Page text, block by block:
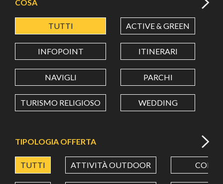
LATITUDINE
LONGITUDINE
Value in decimal degrees. Use dot (.) as decimal separator.
COSA
TUTTI ACTIVE & GREEN
INFOPOINT ITINERARI
NAVIGLI PARCHI
TURISMO RELIGIOSO WEDDING
TIPOLOGIA OFFERTA
TUTTI ATTIVITÀ OUTDOOR CORSI